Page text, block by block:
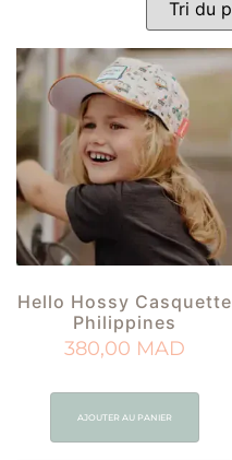
Hello Hossy Casquette
Philippines
380,00 MAD
AJOUTER AU PANIER